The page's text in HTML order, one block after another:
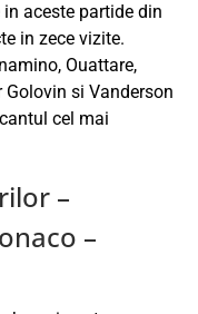
aceste partide din
in zece vizite.
Ouattare,
si Vanderson
cel mai
–
–